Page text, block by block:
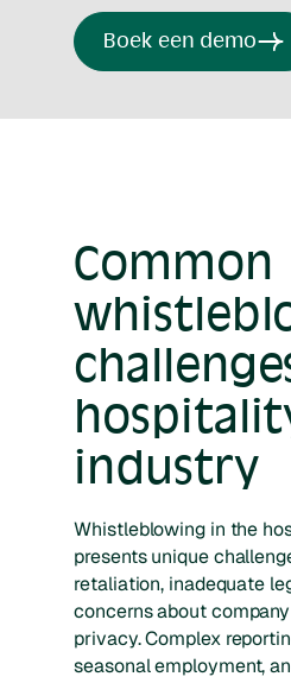
Boek een demo
Common
industry
Whistleblowing in the
presents unique
retaliation, inadequate
concerns about
privacy. Complex
seasonal employment,